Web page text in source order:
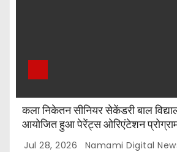
कला निकेतन सीनियर सेकेंडरी बाल
आयोजित हुआ पेरेंट्स ओरिएंटेशन प्रोग्राम,
और CBSE पाठ्यक्रम पर किया गया
Jul 28, 2026 Namami Digital